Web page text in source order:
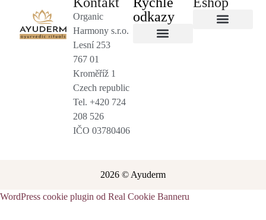
Organic
Harmony s.r.o.
Lesní 253
767 01
Kroměříž 1
Czech republic
Tel. +420 724
208 526
IČO 03780406
odkazy
2026 © Ayuderm
WordPress cookie plugin od Real Cookie Banneru